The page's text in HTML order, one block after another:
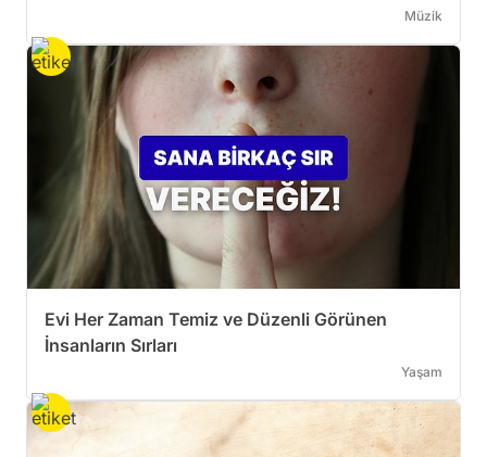
Müzik
Evi Her Zaman Temiz ve Düzenli Görünen
İnsanların Sırları
Yaşam